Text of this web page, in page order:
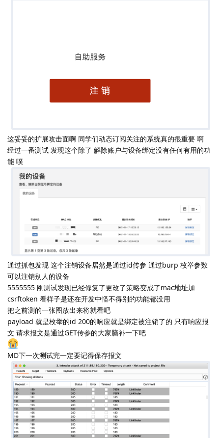
这妥妥的扩展攻击面啊 同学们动态订阅关注的系统真的很重要 啊
经过一番测试 发现这个除了 解除账户与设备绑定没有任何有用的功
能 噗
通过抓包发现 这个注销设备居然是通过id传参 通过burp 枚举参数
可以注销别人的设备
5555555 刚测试发现已经修复了更改了策略变成了mac地址加
csrftoken 看样子是还在开发中怪不得别的功能都没用
把之前测的一张图放出来将就看吧
payload 就是枚举的id 200的响应就是绑定被注销了的 只有响应报
文 请求报文是通过GET传参的大家脑补一下吧
MD下一次测试完一定要记得保存报文